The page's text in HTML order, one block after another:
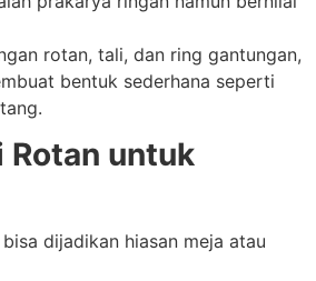
rotan, tali, dan ring gantungan,
bentuk sederhana seperti
Rotan untuk
dijadikan hiasan meja atau